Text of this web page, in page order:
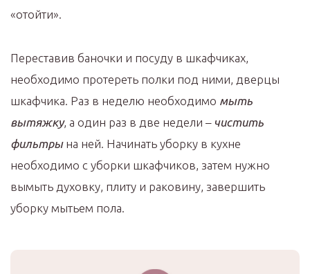
«отойти».
Переставив баночки и посуду в шкафчиках,
необходимо протереть полки под ними, дверцы
шкафчика. Раз в неделю необходимо мыть
вытяжку, а один раз в две недели – чистить
фильтрына ней. Начинать уборку в кухне
необходимо с уборки шкафчиков, затем нужно
вымыть духовку, плиту и раковину, завершить
уборку мытьем пола.